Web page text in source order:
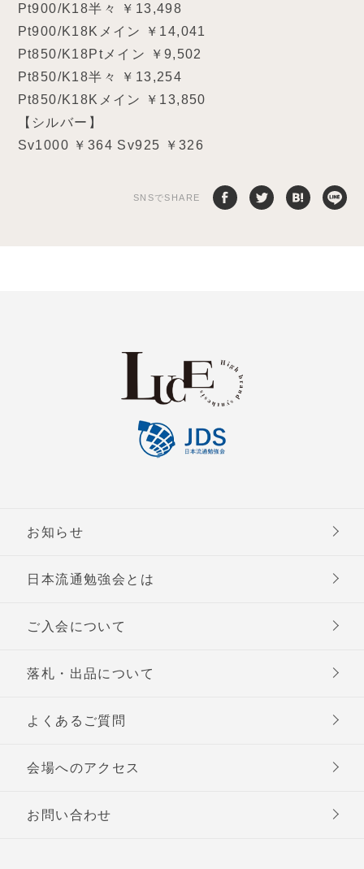
Pt900/K18半々 ￥13,498
Pt900/K18Kメイン ￥14,041
Pt850/K18Ptメイン ￥9,502
Pt850/K18半々 ￥13,254
Pt850/K18Kメイン ￥13,850
【シルバー】
Sv1000 ￥364 Sv925 ￥326
SNSでSHARE
お知らせ
日本流通勉強会とは
ご入会について
落札・出品について
よくあるご質問
会場へのアクセス
お問い合わせ